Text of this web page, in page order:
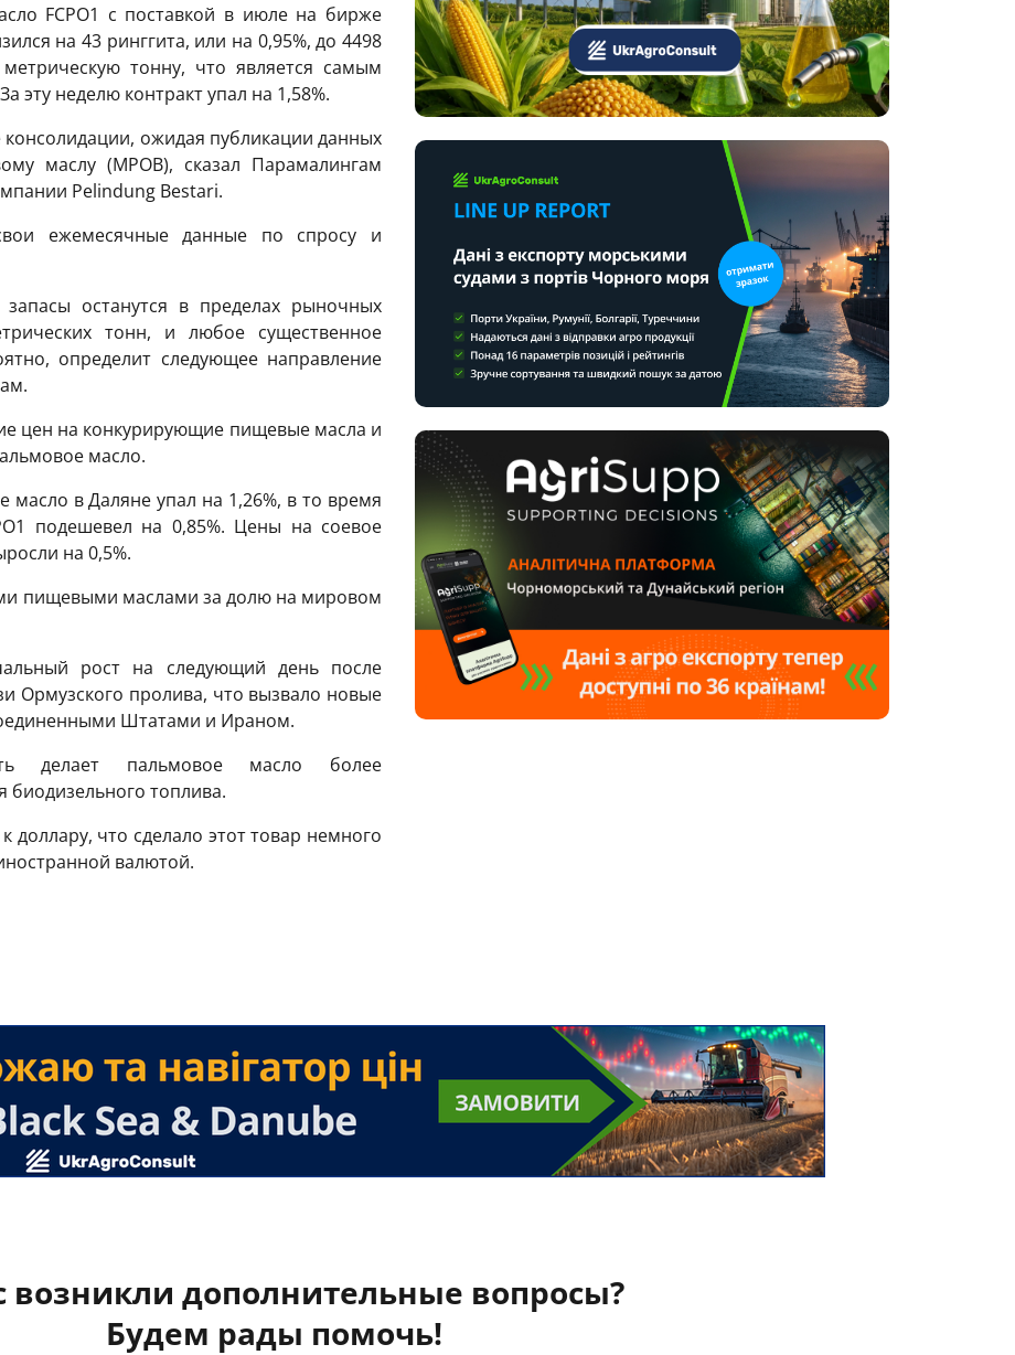
FCPO1 с поставкой в ​​июле на бирже
на 43 ринггита, или на 0,95%, до 4498
тонну, что является самым
эту неделю контракт упал на 1,58%.
ожидая публикации данных
маслу (MPOB), сказал Парамалингам
Pelindung Bestari.
ежемесячные данные по спросу и
останутся в пределах рыночных
тонн, и любое существенное
определит следующее направление
цен на конкурирующие пищевые масла и
масло.
масло в Даляне упал на 1,26%, в то время
подешевел на 0,85%. Цены на соевое
на 0,5%.
пищевыми маслами за долю на мировом
рост на следующий день после
Ормузского пролива, что вызвало новые
Штатами и Ираном.
делает пальмовое масло более
топлива.
доллару, что сделало этот товар немного
валютой.
возникли дополнительные вопросы?
Будем рады помочь!